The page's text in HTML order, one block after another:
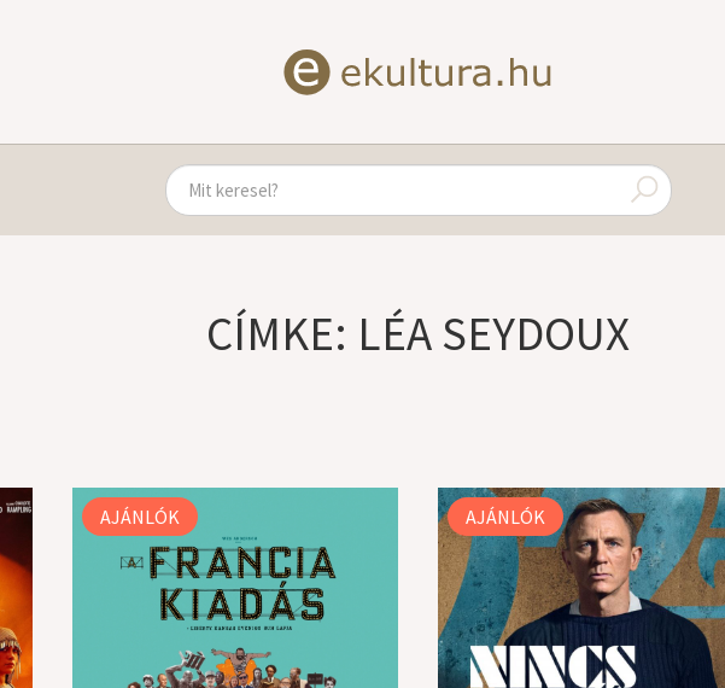
CÍMKE: LÉA SEYDOUX
AJÁNLÓK AJÁNLÓK